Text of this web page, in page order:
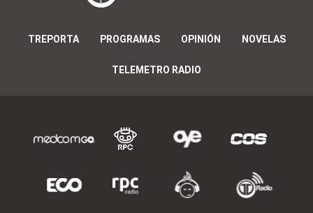
TREPORTA PROGRAMAS OPINIÓN NOVELAS
TELEMETRO RADIO